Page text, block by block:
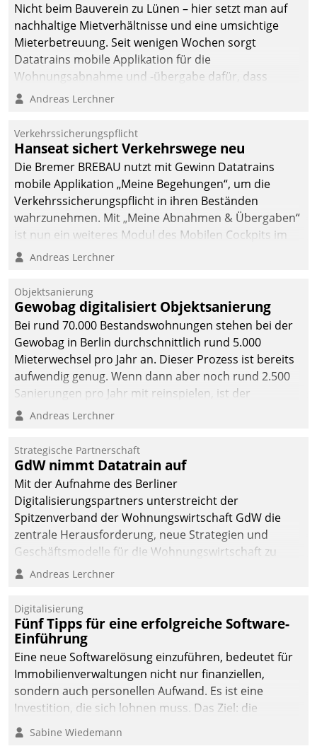
Nicht beim Bauverein zu Lünen – hier setzt man auf
nachhaltige Mietverhältnisse und eine umsichtige
Mieterbetreuung. Seit wenigen Wochen sorgt
Datatrains mobile Applikation für die
Wohnungsabnahme und -übergabe dafür, dass
Mieter wohlgeordnet kommen und, so es sein muss,
Andreas Lerchner
Verkehrssicherungspflicht
Hanseat sichert Verkehrswege neu
Die Bremer BREBAU nutzt mit Gewinn Datatrains
mobile Applikation „Meine Begehungen“, um die
Verkehrssicherungspflicht in ihren Beständen
wahrzunehmen. Mit „Meine Abnahmen & Übergaben“
ist nun ein weiteres Modul des Mobilen Cockpits im
Einsatz.
Andreas Lerchner
Objektsanierung
Gewobag digitalisiert Objektsanierung
Bei rund 70.000 Bestandswohnungen stehen bei der
Gewobag in Berlin durchschnittlich rund 5.000
Mieterwechsel pro Jahr an. Dieser Prozess ist bereits
aufwendig genug. Wenn dann aber noch rund 2.500
Sanierungen pro Jahr mit reinspielen, ist der
Betreuungs- und Organisationsaufwand immens. Im
kommunale Wohnungsbauunternehmen daher
gemeinsam mit der Berliner Datatrain GmbH den
Teilprozess der Objektsanierung digitalisiert.
Andreas Lerchner
Strategische Partnerschaft
GdW nimmt Datatrain auf
Mit der Aufnahme des Berliner
Digitalisierungspartners unterstreicht der
Spitzenverband der Wohnungswirtschaft GdW die
zentrale Herausforderung, neue Strategien und
Geschäftsmodelle für die Wohnungswirtschaft zu
entwickeln.
Andreas Lerchner
Digitalisierung
Fünf Tipps für eine erfolgreiche Software-
Einführung
Eine neue Softwarelösung einzuführen, bedeutet für
Immobilienverwaltungen nicht nur finanziellen,
sondern auch personellen Aufwand. Es ist eine
Investition, die sich lohnen muss. Das Ziel: die
nachhaltige Optimierung der Geschäftsabläufe. Damit
dieses Ziel erreicht wird, sollten einige Grundregeln
Sabine Wiedemann